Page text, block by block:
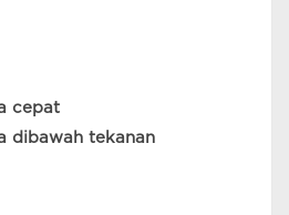
cepat
dibawah tekanan